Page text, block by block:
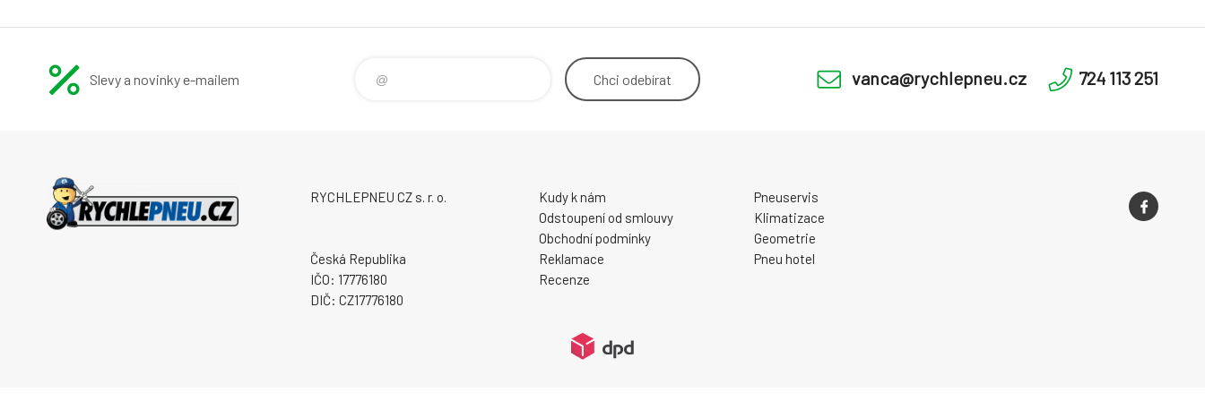
Slevy a novinky e-mailem Chci odebírat vanca@rychlepneu.cz 724 113 251
RYCHLEPNEU CZ s. r. o.
Česká Republika
IČO: 17776180
DIČ: CZ17776180
Kudy k nám
Odstoupení od smlouvy
Obchodní podmínky
Reklamace
Recenze
Pneuservis
Klimatizace
Geometrie
Pneu hotel